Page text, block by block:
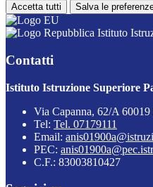
Accetta tutti Salva le
Istituto
Contatti
Istituto Istruzione Superiore
Via Capanna, 62/A
Tel: Tel. 07179111
Email:
PEC:
C.F.: 83003810427